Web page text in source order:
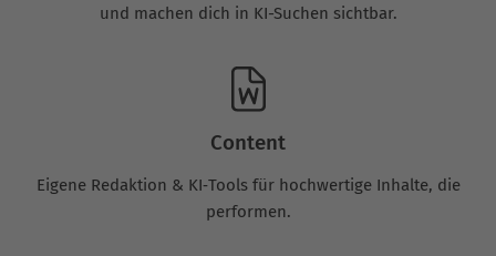
und machen dich in KI-Suchen sichtbar.
Content
Eigene Redaktion & KI‑Tools für hochwertige Inhalte, die
performen.